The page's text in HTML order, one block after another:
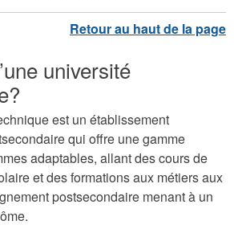
université
est un établissement
qui offre une gamme
adaptables, allant des cours de
et des formations aux métiers aux
postsecondaire menant à un